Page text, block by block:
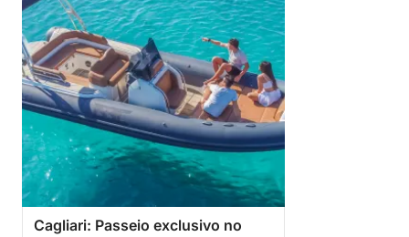
Cagliari: Passeio exclusivo no